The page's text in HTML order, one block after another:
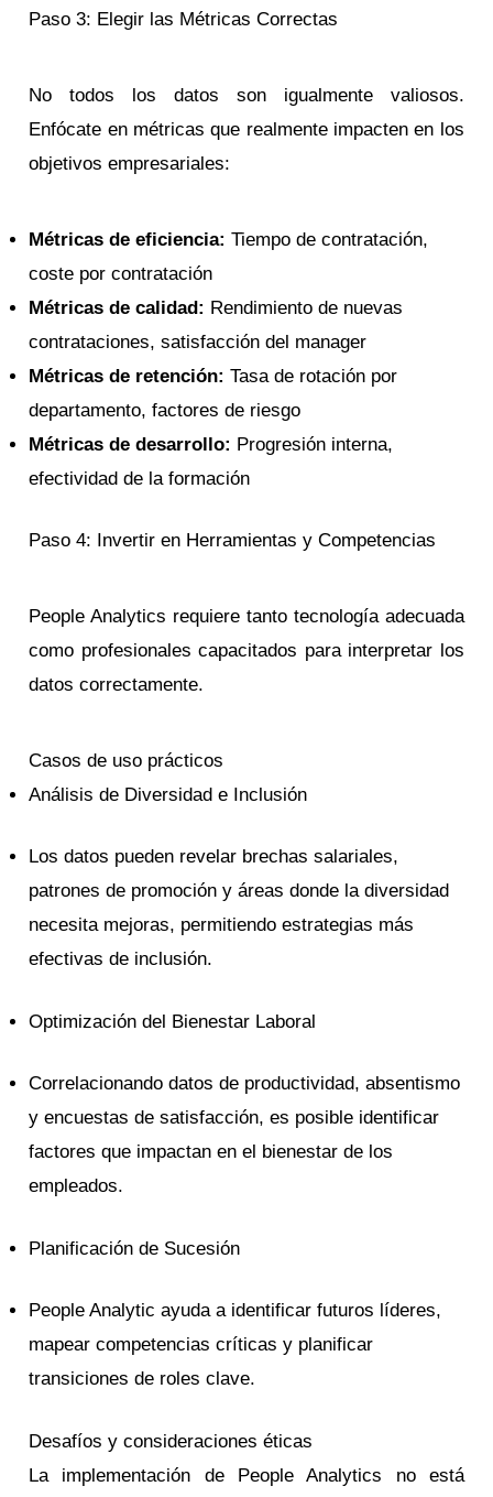
Paso 3: Elegir las Métricas Correctas
No todos los datos son igualmente valiosos.
Enfócate en métricas que realmente impacten en los
objetivos empresariales:
Métricas de eficiencia: Tiempo de contratación,
coste por contratación
Métricas de calidad: Rendimiento de nuevas
contrataciones, satisfacción del manager
Métricas de retención: Tasa de rotación por
departamento, factores de riesgo
Métricas de desarrollo: Progresión interna,
efectividad de la formación
Paso 4: Invertir en Herramientas y Competencias
People Analytics requiere tanto tecnología adecuada
como profesionales capacitados para interpretar los
datos correctamente.
Casos de uso prácticos
Análisis de Diversidad e Inclusión
Los datos pueden revelar brechas salariales,
patrones de promoción y áreas donde la diversidad
necesita mejoras, permitiendo estrategias más
efectivas de inclusión.
Optimización del Bienestar Laboral
Correlacionando datos de productividad, absentismo
y encuestas de satisfacción, es posible identificar
factores que impactan en el bienestar de los
empleados.
Planificación de Sucesión
People Analytic ayuda a identificar futuros líderes,
mapear competencias críticas y planificar
transiciones de roles clave.
Desafíos y consideraciones éticas
La implementación de People Analytics no está